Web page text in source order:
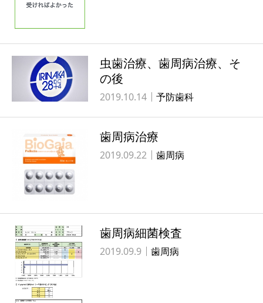
虫歯治療、歯周病治療、そ
の後
2019.10.14 予防歯科
歯周病治療
2019.09.22 歯周病
歯周病細菌検査
2019.09.9 歯周病